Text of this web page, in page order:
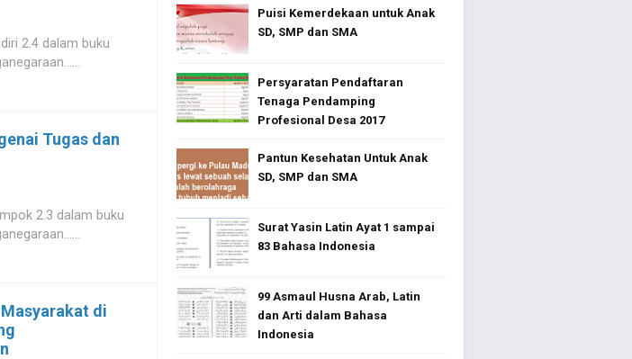
2.4 dalam buku
Tugas dan
2.3 dalam buku
di
Puisi Kemerdekaan untuk Anak
SD, SMP dan SMA
Persyaratan Pendaftaran
Tenaga Pendamping
Profesional Desa 2017
Pantun Kesehatan Untuk Anak
SD, SMP dan SMA
Surat Yasin Latin Ayat 1 sampai
83 Bahasa Indonesia
99 Asmaul Husna Arab, Latin
dan Arti dalam Bahasa
Indonesia